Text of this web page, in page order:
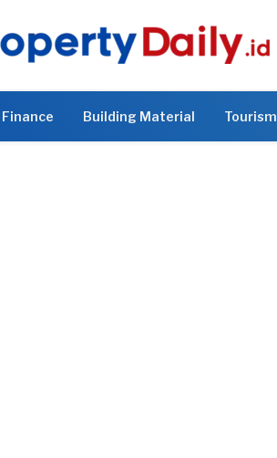
Finance Building Material Tourism